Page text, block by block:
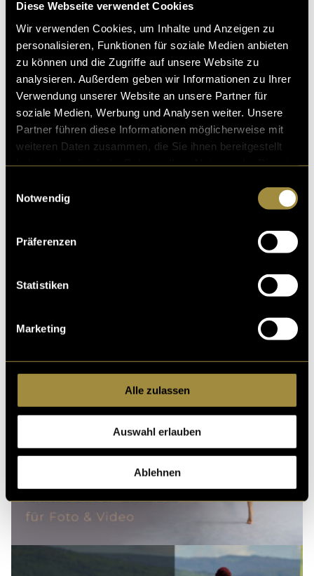
Diese Webseite verwendet Cookies
Wir verwenden Cookies, um Inhalte und Anzeigen zu
personalisieren, Funktionen für soziale Medien anbieten
zu können und die Zugriffe auf unsere Website zu
analysieren. Außerdem geben wir Informationen zu Ihrer
Verwendung unserer Website an unsere Partner für
soziale Medien, Werbung und Analysen weiter. Unsere
Partner führen diese Informationen möglicherweise mit
weiteren Daten zusammen, die Sie ihnen bereitgestellt
Notwendig
Präferenzen
Statistiken
Marketing
Alle zulassen
Auswahl erlauben
Ablehnen
Kritik